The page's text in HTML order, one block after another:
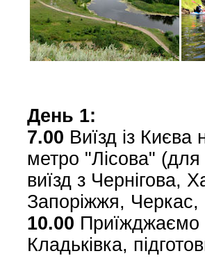
День 1:
7.00 Виїзд із Києва
метро "Лісова"
виїзд з Чернігова,
Запоріжжя,
10.00 Приїжджаємо
Кладьківка,